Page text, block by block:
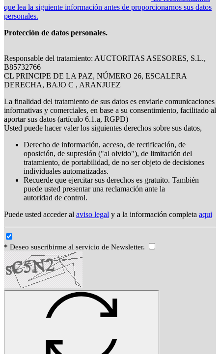
que lea la siguiente información antes de proporcionarnos sus datos
personales.
Protección de datos personales.
Responsable del tratamiento: AUCTORITAS ASESORES, S.L.,
B85732766
CL PRINCIPE DE LA PAZ, NÚMERO 26, ESCALERA
DERECHA, BAJO C , ARANJUEZ
La finalidad del tratamiento de sus datos es enviarle comunicaciones
informativas y comerciales, en base a su consentimiento, facilitado al
aportar sus datos (artículo 6.1.a, RGPD)
Usted puede hacer valer los siguientes derechos sobre sus datos,
Derecho de información, acceso, de rectificación, de
oposición, de supresión ("al olvido"), de limitación del
tratamiento, de portabilidad, de no ser objeto de decisiones
individuales automatizadas.
Recuerde que ejercitar sus derechos es gratuito. También
puede usted presentar una reclamación ante la
autoridad de control.
Puede usted acceder al aviso legal y a la información completa aqui
* Deseo suscribirme al servicio de Newsletter.